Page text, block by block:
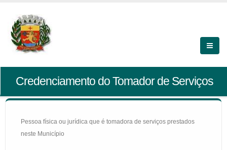
Credenciamento do Tomador de Serviços
Pessoa física ou jurídica que é tomadora de serviços prestados
neste Município